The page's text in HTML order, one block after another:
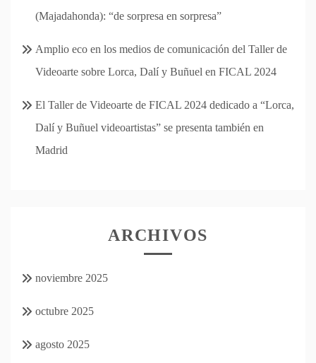
(Majadahonda): “de sorpresa en sorpresa”
Amplio eco en los medios de comunicación del Taller de
Videoarte sobre Lorca, Dalí y Buñuel en FICAL 2024
El Taller de Videoarte de FICAL 2024 dedicado a “Lorca,
Dalí y Buñuel videoartistas” se presenta también en
Madrid
ARCHIVOS
noviembre 2025
octubre 2025
agosto 2025